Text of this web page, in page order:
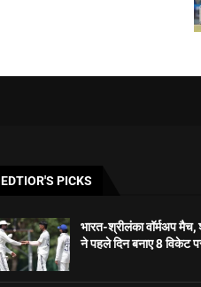
EDTIOR'S PICKS
भारत-श्रीलंका वॉर्मअप
ने पहले दिन बनाए 8 विकेट